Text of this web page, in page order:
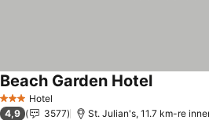
3 Kategória
Hotel
Beach Garden Hotel
4,9 3577 St. Julian's, 11.7 km-re